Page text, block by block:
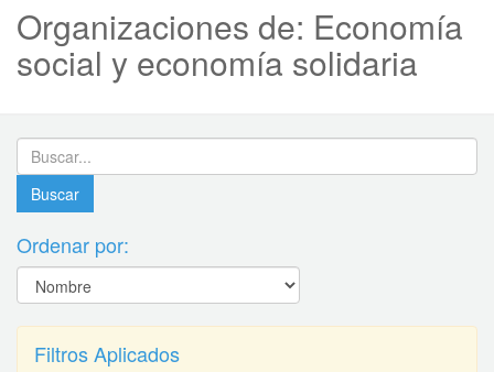
Organizaciones de: Economía
social y economía solidaria
Ordenar por:
Filtros Aplicados